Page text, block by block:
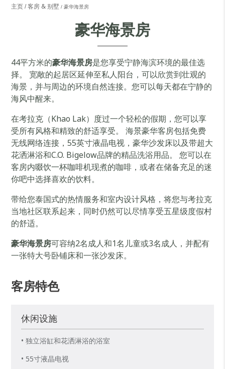
主页 客房 & 别墅 豪华海景房
豪华海景房
44平方米的豪华海景房是您享受宁静海滨环境的最佳选
择。 宽敞的起居区延伸至私人阳台，可以欣赏到壮观的
海景，并与周边的环境自然连接。您可以每天都在宁静的
海风中醒来。
在考拉克（Khao Lak）度过一个轻松的假期，您可以享
受所有风格和精致的舒适享受。 海景豪华客房包括免费
无线网络连接，55英寸液晶电视，豪华沙发床以及带超大
花洒淋浴和C.O. Bigelow品牌的精品洗浴用品。 您可以在
客房内啜饮一杯咖啡机现煮的咖啡，或者在储备充足的迷
你吧中选择喜欢的饮料。
带给您泰国式的热情服务和室内设计风格，将您与考拉克
当地社区联系起来，同时仍然可以尽情享受五星级度假村
的舒适。
豪华海景房可容纳2名成人和1名儿童或3名成人，并配有
一张特大号卧铺床和一张沙发床。
客房特色
休闲设施
• 独立浴缸和花洒淋浴的浴室
• 55寸液晶电视